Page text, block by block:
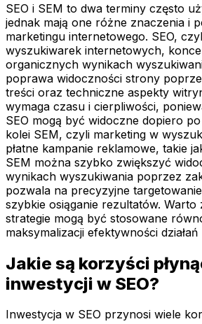
SEO i SEM to dwa terminy często
jednak mają one różne znaczenia i
marketingu internetowego. SEO,
wyszukiwarek internetowych,
organicznych wynikach
poprawa widoczności strony
treści oraz techniczne aspekty
wymaga czasu i cierpliwości,
SEO mogą być widoczne dopiero
kolei SEM, czyli marketing w
płatne kampanie reklamowe, takie
SEM można szybko zwiększyć
wynikach wyszukiwania poprzez
pozwala na precyzyjne
szybkie osiąganie rezultatów.
strategie mogą być stosowane
maksymalizacji efektywności
Jakie są korzyści
inwestycji w SEO?
Inwestycja w SEO przynosi wiele